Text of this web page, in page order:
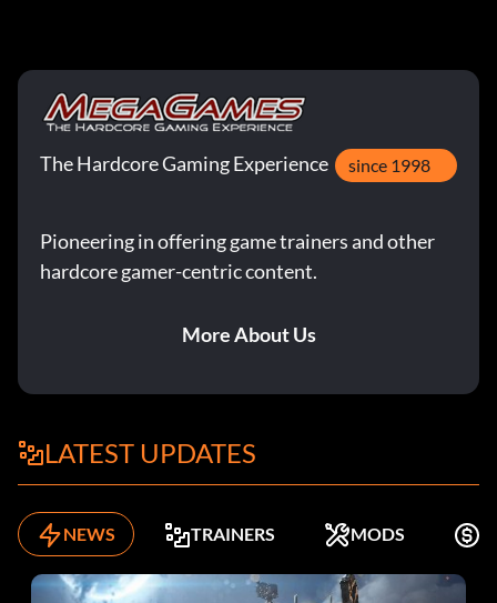
The Hardcore Gaming Experience since 1998
Pioneering in offering game trainers and other
hardcore gamer-centric content.
More About Us
LATEST UPDATES
NEWS TRAINERS MODS